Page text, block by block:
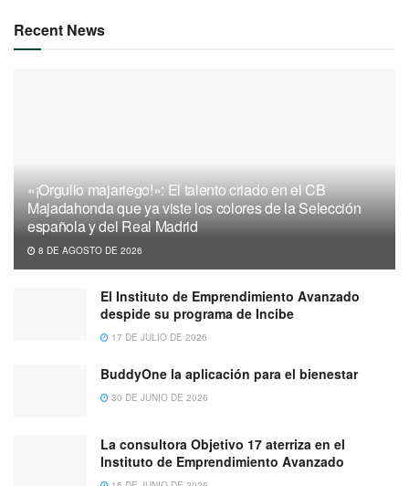
Recent News
«¡Orgullo majariego!»: El talento criado en el CB
Majadahonda que ya viste los colores de la Selección
española y del Real Madrid
8 DE AGOSTO DE 2026
El Instituto de Emprendimiento Avanzado
despide su programa de Incibe
17 DE JULIO DE 2026
BuddyOne la aplicación para el bienestar
30 DE JUNIO DE 2026
La consultora Objetivo 17 aterriza en el
Instituto de Emprendimiento Avanzado